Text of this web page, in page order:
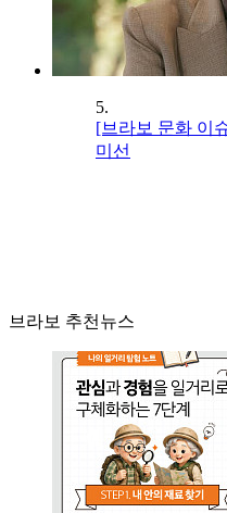
5.
[브라보 문화 이
미선
브라보 추천뉴스